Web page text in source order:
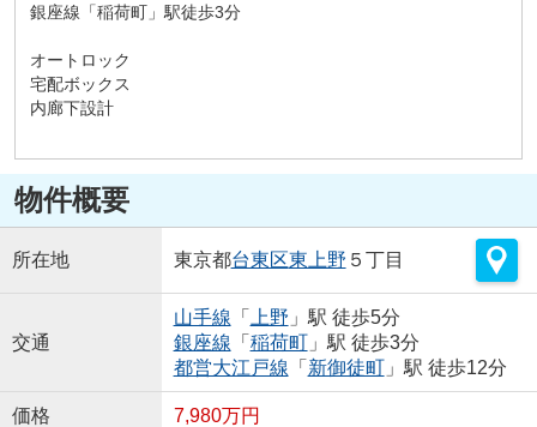
銀座線「稲荷町」駅徒歩3分
オートロック
宅配ボックス
内廊下設計
物件概要
所在地 東京都台東区東上野 ５丁目
交通
山手線 「 上野 」駅 徒歩5分
銀座線 「 稲荷町」駅 徒歩3分
都営大江戸線 「 新御徒町」駅 徒歩12分
価格 7,980万円